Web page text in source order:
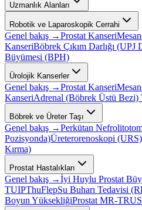
Uzmanlık Alanları
Robotik ve Laparoskopik Cerrahi
Genel bakış →Prostat Kanseri
KanseriBöbrek Çıkım Darlığı (UPJ
Büyümesi (BPH)
Ürolojik Kanserler
Genel bakış →Prostat Kanseri
KanseriAdrenal (Böbrek Üstü Bezi)
Böbrek ve Üreter Taşı
Genel bakış →Perkütan
Pozisyonda)Üreterorenoskopi
Kırma)
Prostat Hastalıkları
Genel bakış →İyi Huylu Prostat
TUIPThuFlepSu Buharı Tedavisi
Boyun YüksekliğiProstat MR-